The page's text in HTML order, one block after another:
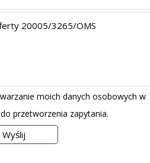
moich danych osobowych w
przetworzenia zapytania.